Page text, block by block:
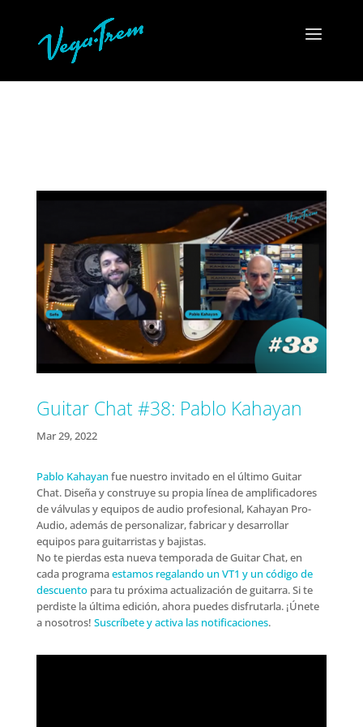
Guitar Chat #38: Pablo Kahayan
Mar 29, 2022
Pablo Kahayan fue nuestro invitado en el último Guitar
Chat. Diseña y construye su propia línea de amplificadores
de válvulas y equipos de audio profesional, Kahayan Pro-
Audio, además de personalizar, fabricar y desarrollar
equipos para guitarristas y bajistas.
No te pierdas esta nueva temporada de Guitar Chat, en
cada programaestamos regalando un VT1 y un código de
descuentopara tu próxima actualización de guitarra. Si te
perdiste la última edición, ahora puedes disfrutarla. ¡Únete
a nosotros! Suscríbete y activa las notificaciones.